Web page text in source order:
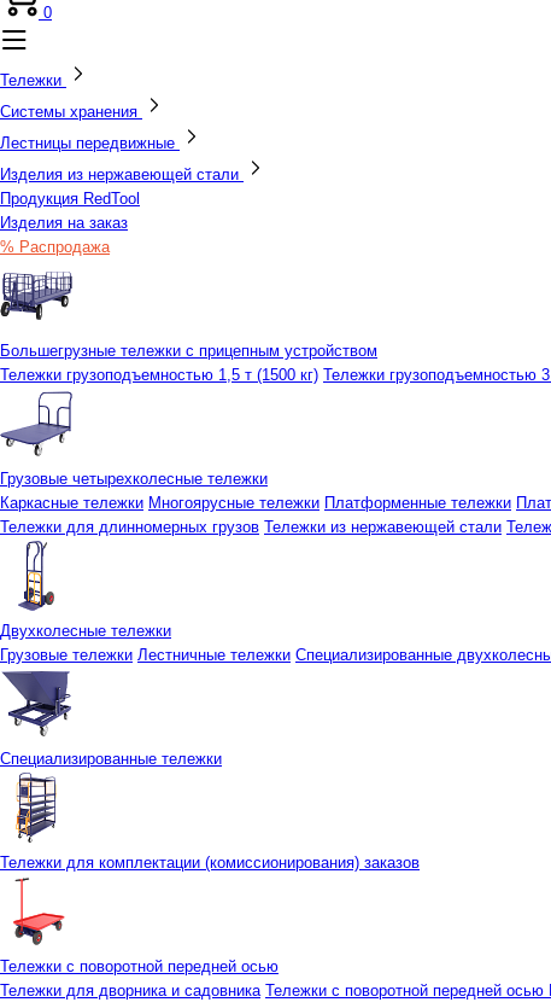
0
Тележки
Системы хранения
Лестницы передвижные
Изделия из нержавеющей стали
Продукция RedTool
Изделия на заказ
% Распродажа
Большегрузные тележки с прицепным устройством
Тележки грузоподъемностью 1,5 т (1500 кг) Тележки грузоподъемностью 3
Грузовые четырехколесные тележки
Каркасные тележки Многоярусные тележки Платформенные тележки
Тележки для длинномерных грузов Тележки из нержавеющей стали
Двухколесные тележки
Грузовые тележки Лестничные тележки Специализированные
Специализированные тележки
Тележки для комплектации (комиссионирования) заказов
Тележки с поворотной передней осью
Тележки для дворника и садовника Тележки с поворотной передней осью